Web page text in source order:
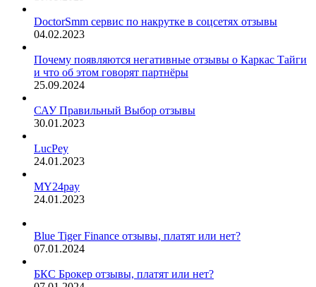
DoctorSmm сервис по накрутке в соцсетях отзывы
04.02.2023
Почему появляются негативные отзывы о Каркас Тайги
и что об этом говорят партнёры
25.09.2024
САУ Правильный Выбор отзывы
30.01.2023
LucPey
24.01.2023
MY24pay
24.01.2023
Blue Tiger Finance отзывы, платят или нет?
07.01.2024
БКС Брокер отзывы, платят или нет?